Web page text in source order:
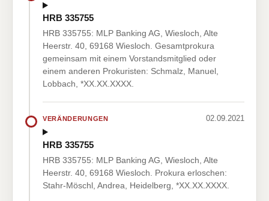
HRB 335755
HRB 335755: MLP Banking AG, Wiesloch, Alte
Heerstr. 40, 69168 Wiesloch. Gesamtprokura
gemeinsam mit einem Vorstandsmitglied oder
einem anderen Prokuristen: Schmalz, Manuel,
Lobbach, *XX.XX.XXXX.
VERÄNDERUNGEN 02.09.2021
HRB 335755
HRB 335755: MLP Banking AG, Wiesloch, Alte
Heerstr. 40, 69168 Wiesloch. Prokura erloschen:
Stahr-Möschl, Andrea, Heidelberg, *XX.XX.XXXX.